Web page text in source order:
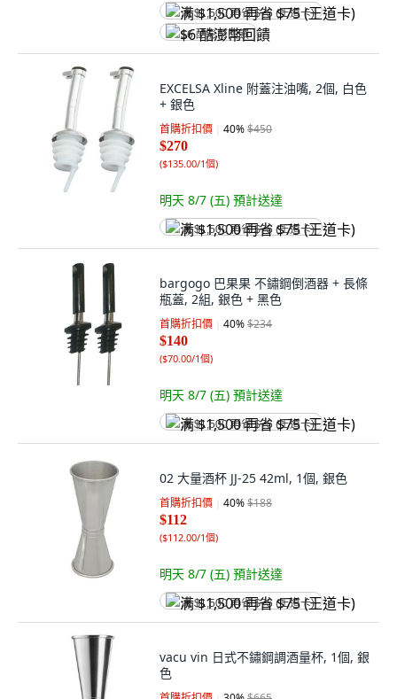
满 $1,500 再省 $75 (王道卡)
$6 酷澎幣回饋
EXCELSA Xline 附蓋注油嘴, 2個, 白色
+ 銀色
首購折扣價 40%$450
$270
($135.00/1個)
明天 8/7 (五) 預計送達
满 $1,500 再省 $75 (王道卡)
bargogo 巴果果 不鏽鋼倒酒器 + 長條
瓶蓋, 2組, 銀色 + 黑色
首購折扣價 40%$234
$140
($70.00/1個)
明天 8/7 (五) 預計送達
满 $1,500 再省 $75 (王道卡)
02 大量酒杯 JJ-25 42ml, 1個, 銀色
首購折扣價 40%$188
$112
($112.00/1個)
明天 8/7 (五) 預計送達
满 $1,500 再省 $75 (王道卡)
vacu vin 日式不鏽鋼調酒量杯, 1個, 銀
色